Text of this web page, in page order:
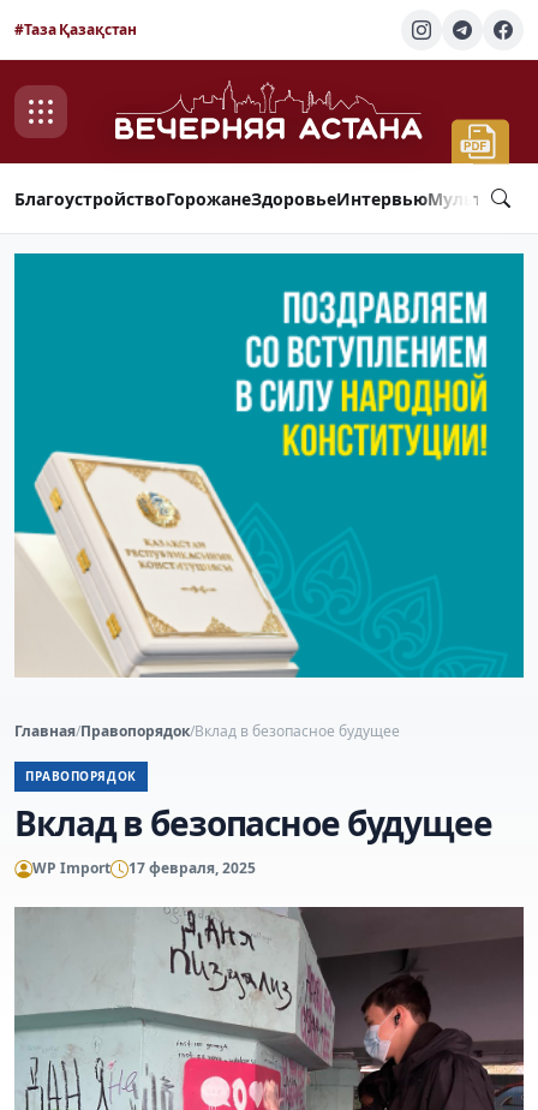
#Таза Қазақстан
БлагоустройствоГорожанеЗдоровьеИнтервью
Главная/Правопорядок/Вклад в безопасное будущее
ПРАВОПОРЯДОК
Вклад в безопасное будущее
WP Import 17 февраля, 2025